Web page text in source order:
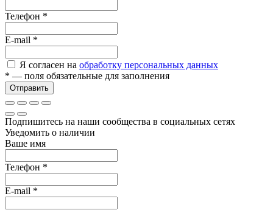
Телефон *
E-mail *
Я согласен на обработку персональных данных
* — поля обязательные для заполнения
Отправить
Подпишитесь на наши сообщества в социальных сетях
Уведомить о наличии
Ваше имя
Телефон *
E-mail *